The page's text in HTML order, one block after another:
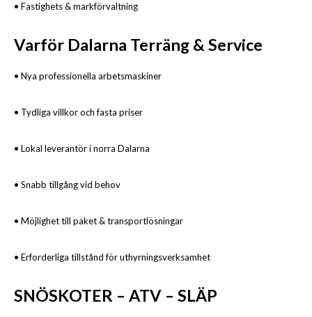
• Fastighets & markförvaltning
Varför Dalarna Terräng & Service
• Nya professionella arbetsmaskiner
• Tydliga villkor och fasta priser
• Lokal leverantör i norra Dalarna
• Snabb tillgång vid behov
• Möjlighet till paket & transportlösningar
• Erforderliga tillstånd för uthyrningsverksamhet
SNÖSKOTER – ATV – SLÄP